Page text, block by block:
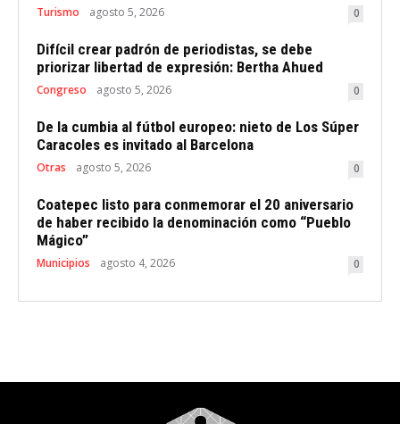
Turismo agosto 5, 2026 0
Difícil crear padrón de periodistas, se debe
priorizar libertad de expresión: Bertha Ahued
Congreso agosto 5, 2026 0
De la cumbia al fútbol europeo: nieto de Los Súper
Caracoles es invitado al Barcelona
Otras agosto 5, 2026 0
Coatepec listo para conmemorar el 20 aniversario
de haber recibido la denominación como “Pueblo
Mágico”
Municipios agosto 4, 2026 0